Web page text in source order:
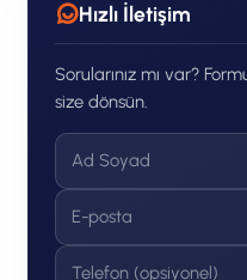
Hızlı İletişim
Sorularınız mı var?
size dönsün.